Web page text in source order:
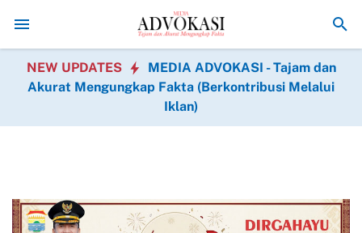
Kodam XIX Tuanku Tambusai Perkuat Semangat Manunggal
NEW UPDATES
MEDIA ADVOKASI - Tajam dan
Akurat Mengungkap Fakta (Berkontribusi Melalui
Iklan)